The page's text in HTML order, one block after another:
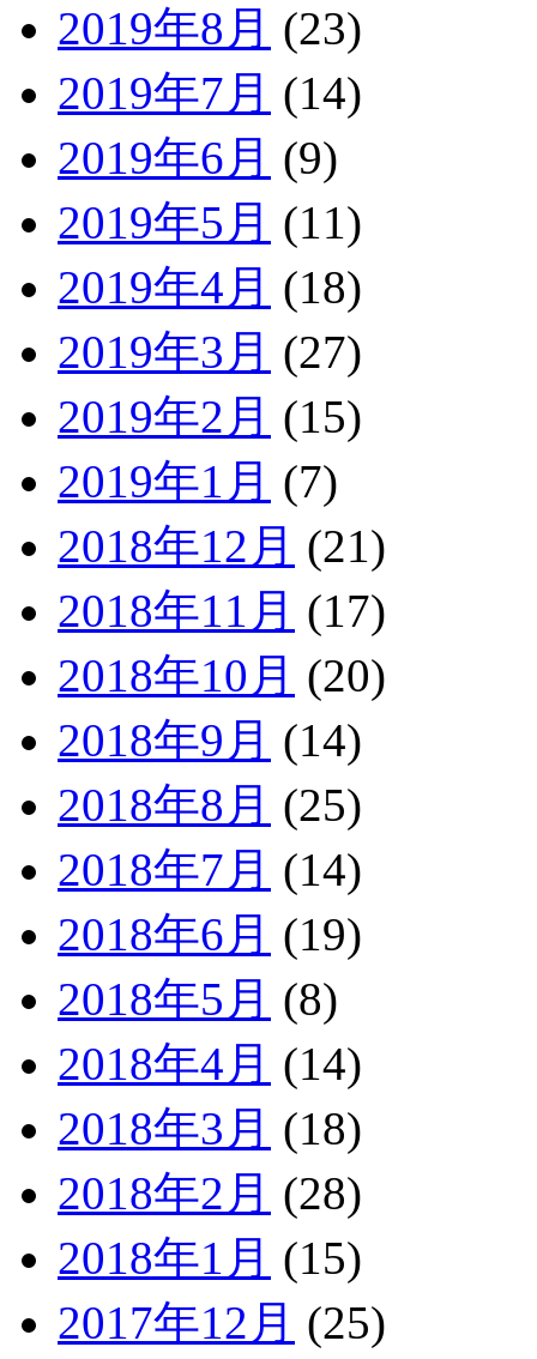
2019年8月 (23)
2019年7月 (14)
2019年6月 (9)
2019年5月 (11)
2019年4月 (18)
2019年3月 (27)
2019年2月 (15)
2019年1月 (7)
2018年12月 (21)
2018年11月 (17)
2018年10月 (20)
2018年9月 (14)
2018年8月 (25)
2018年7月 (14)
2018年6月 (19)
2018年5月 (8)
2018年4月 (14)
2018年3月 (18)
2018年2月 (28)
2018年1月 (15)
2017年12月 (25)